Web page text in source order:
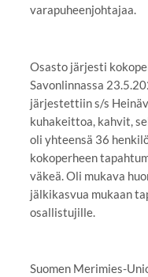
varapuheenjohtajaa.
Osasto järjesti
Savonlinnassa
järjestettiin s/s
kuhakeittoa, kahvit,
oli yhteensä 36
kokoperheen
väkeä. Oli mukava
jälkikasvua mukaan
osallistujille.
Suomen Merimies-